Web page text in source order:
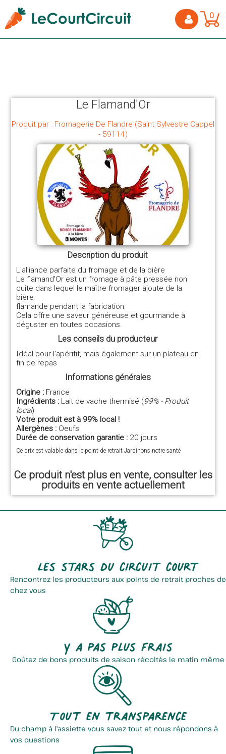
0
Le Flamand'Or
Produit par : Fromagerie De Flandre (Saint Sylvestre Cappel
- 59114)
Description du produit
L'alliance parfaite du fromage et de la bière
Le flamand'Or est un fromage à pâte pressée non
cuite dans lequel le maître fromager ajoute de la
bière
flamande pendant la fabrication.
Cela offre une saveur généreuse et gourmande à
déguster en toutes occasions.
Les conseils du producteur
Idéal pour l'apéritif, mais également sur un plateau en
fin de repas
Informations générales
Origine : France
Ingrédients : Lait de vache thermisé (99% - Produit
local)
Votre produit est à 99% local !
Allergènes : Oeufs
Durée de conservation garantie : 20 jours
Ce prix est valable dans le point de retrait Jardinons notre santé
Ce produit n'est plus en vente, consulter les
produits en vente actuellement
Les stars du circuit court
Rencontrez les producteurs aux points de retrait proches de
chez vous
Y a pas plus frais
Goûtez de bons produits de saison récoltés le matin même
Tout en transparence
Du champ à l'assiette vous savez tout et nous répondons à
vos questions